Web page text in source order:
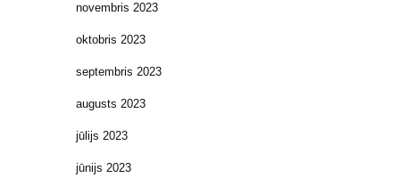
novembris 2023
oktobris 2023
septembris 2023
augusts 2023
jūlijs 2023
jūnijs 2023